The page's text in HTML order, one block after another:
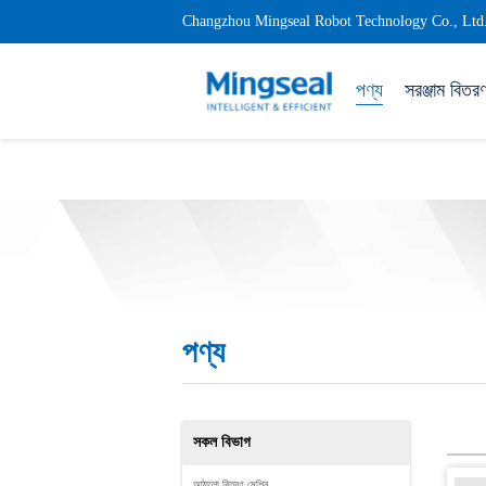
Changzhou Mingseal Robot Technology Co.,
পণ্য সরঞ্জাম
পণ্য
সকল বিভাগ